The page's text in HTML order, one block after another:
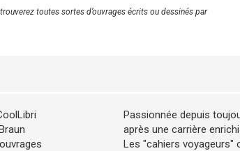
toutes sortes d’ouvrages écrits ou dessinés par
Passionnée depuis
après une carrière
Les "cahiers voyageurs"